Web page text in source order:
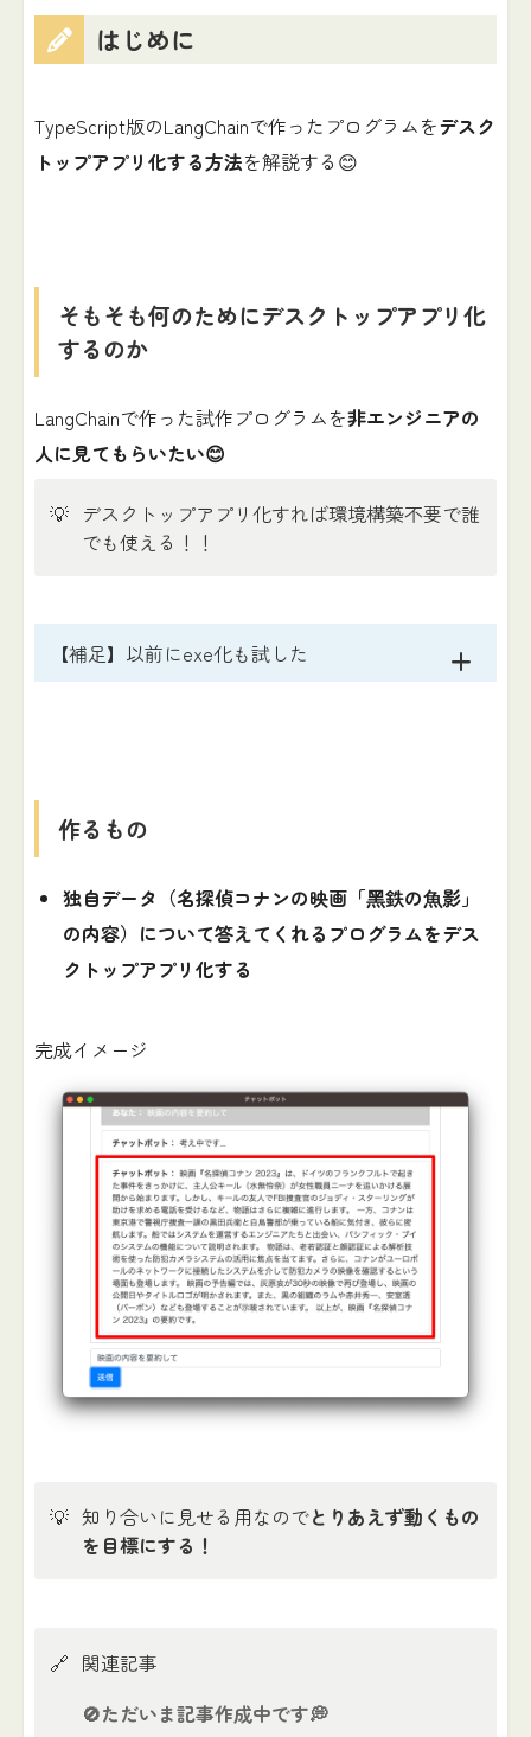
はじめに
TypeScript版のLangChainで作ったプログラムをデスク
トップアプリ化する方法を解説する😊
そもそも何のためにデスクトップアプリ化
するのか
LangChainで作った試作プログラムを非エンジニアの
人に見てもらいたい😊
💡 デスクトップアプリ化すれば環境構築不要で誰
でも使える！！
【補足】以前にexe化も試した
作るもの
独自データ（名探偵コナンの映画「⿊鉄の⿂影」
の内容）について答えてくれるプログラムをデス
クトップアプリ化する
完成イメージ
💡 知り合いに見せる用なのでとりあえず動くもの
を目標にする！
🔗 関連記事
🚫ただいま記事作成中です💭